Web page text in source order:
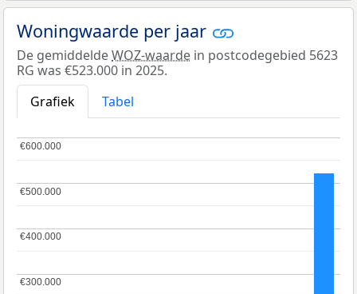
Woningwaarde per jaar
De gemiddeldeWOZ-waarde in postcodegebied 5623
RG was €523.000 in 2025.
Grafiek
Tabel
€300.000
€300.000
€400.000
€400.000
€500.000
€500.000
€600.000
€600.000